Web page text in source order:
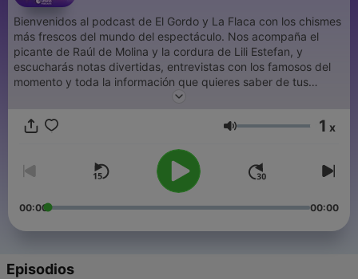
Bienvenidos al podcast de El Gordo y La Flaca con los chismes
más frescos del mundo del espectáculo. Nos acompaña el
picante de Raúl de Molina y la cordura de Lili Estefan, y
escucharás notas divertidas, entrevistas con los famosos del
momento y toda la información que quieres saber de tus
Volumen 1 x
00:00 00:00
Episodios